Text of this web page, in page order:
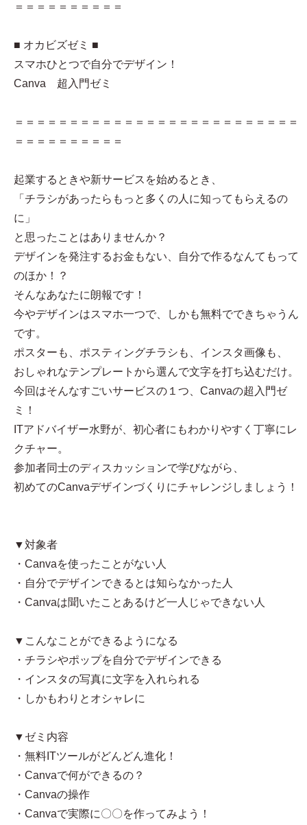
＝＝＝＝＝＝＝＝＝＝
■ オカビズゼミ ■
スマホひとつで自分でデザイン！
Canva 超入門ゼミ
＝＝＝＝＝＝＝＝＝＝＝＝＝＝＝＝＝＝＝＝＝＝＝＝＝＝
＝＝＝＝＝＝＝＝＝＝
起業するときや新サービスを始めるとき、
「チラシがあったらもっと多くの人に知ってもらえるの
に」
と思ったことはありませんか？
デザインを発注するお金もない、自分で作るなんてもって
のほか！？
そんなあなたに朗報です！
今やデザインはスマホ一つで、しかも無料でできちゃうん
です。
ポスターも、ポスティングチラシも、インスタ画像も、
おしゃれなテンプレートから選んで文字を打ち込むだけ。
今回はそんなすごいサービスの１つ、Canvaの超入門ゼ
ミ！
ITアドバイザー水野が、初心者にもわかりやすく丁寧にレ
クチャー。
参加者同士のディスカッションで学びながら、
初めてのCanvaデザインづくりにチャレンジしましょう！
▼対象者
・Canvaを使ったことがない人
・自分でデザインできるとは知らなかった人
・Canvaは聞いたことあるけど一人じゃできない人
▼こんなことができるようになる
・チラシやポップを自分でデザインできる
・インスタの写真に文字を入れられる
・しかもわりとオシャレに
▼ゼミ内容
・無料ITツールがどんどん進化！
・Canvaで何ができるの？
・Canvaの操作
・Canvaで実際に〇〇を作ってみよう！